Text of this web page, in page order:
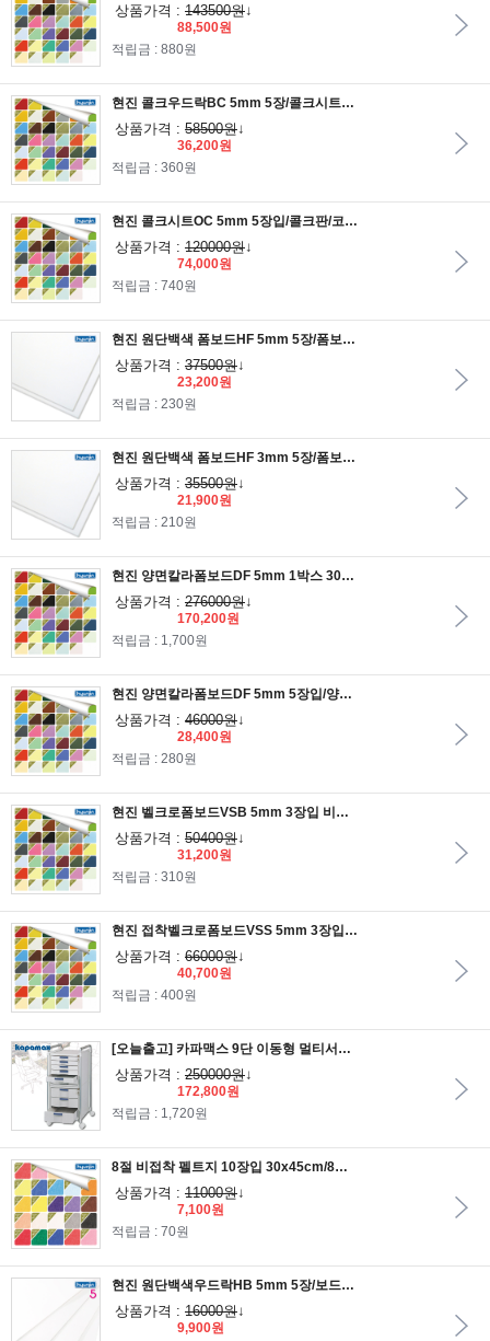
상품가격 : 143500원↓
88,500원
적립금 : 880원
현진 콜크우드락BC 5mm 5장/콜크시트지/콜크판/코르크우드락
상품가격 : 58500원↓
36,200원
적립금 : 360원
현진 콜크시트OC 5mm 5장입/콜크판/코르크게시판/코르크시트
상품가격 : 120000원↓
74,000원
적립금 : 740원
현진 원단백색 폼보드HF 5mm 5장/폼보드지/원단폼보드/환경판/게시판
상품가격 : 37500원↓
23,200원
적립금 : 230원
현진 원단백색 폼보드HF 3mm 5장/폼보드지/원단폼보드/환경판/게시판
상품가격 : 35500원↓
21,900원
적립금 : 210원
현진 양면칼라폼보드DF 5mm 1박스 30장입/양면폼보드/칼라폼보드/폼보드지/환경판/게시판
상품가격 : 276000원↓
170,200원
적립금 : 1,700원
현진 양면칼라폼보드DF 5mm 5장입/양면폼보드/칼라폼보드/폼보드지/환경판/게시판
상품가격 : 46000원↓
28,400원
적립금 : 280원
현진 벨크로폼보드VSB 5mm 3장입 비접착/벨크로보드/환경판/게시판
상품가격 : 50400원↓
31,200원
적립금 : 310원
현진 접착벨크로폼보드VSS 5mm 3장입/벨크로보드/환경판/게시판
상품가격 : 66000원↓
40,700원
적립금 : 400원
[오늘출고] 카파맥스 9단 이동형 멀티서류함 K99106/KEY서류함/잠금장치/9단서류함/이동식서류함/서류보관함서랍
상품가격 : 250000원↓
172,800원
적립금 : 1,720원
8절 비접착 펠트지 10장입 30x45cm/8절펠트지/비접착펠트지/유수지/펠트공예
상품가격 : 11000원↓
7,100원
적립금 : 70원
현진 원단백색우드락HB 5mm 5장/보드롱/원단우드락/원단백색보드롱
상품가격 : 16000원↓
9,900원